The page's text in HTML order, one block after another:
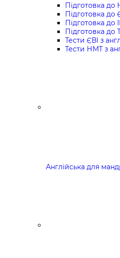
Підготовка до
Підготовка до
Підготовка до
Підготовка до
Тести ЄВІ з
Тести НМТ з
Англійська для